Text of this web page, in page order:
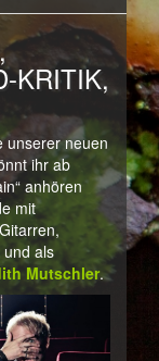
KRITIK,
unserer neuen
ihr ab
anhören
mit
als
Mutschler.